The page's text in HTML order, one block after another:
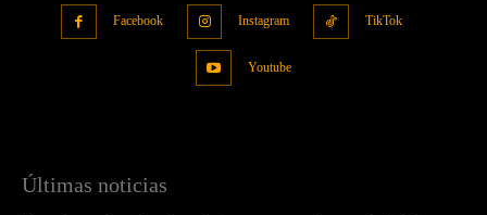
Facebook Instagram TikTok
Youtube
Últimas noticias